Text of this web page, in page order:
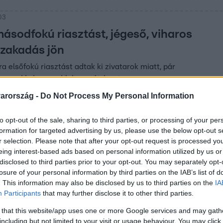
- Do Not Process My Personal Information
opt-out of the sale, sharing to third parties, or processing of your
for targeted advertising by us, please use the below opt-out
selection. Please note that after your opt-out request is processed
interest-based ads based on personal information utilized by us
to third parties prior to your opt-out. You may separately
of your personal information by third parties on the IAB’s list of
This information may also be disclosed by us to third parties on the
Participants that may further disclose it to other third parties.
that this website/app uses one or more Google services and may
but not limited to your visit or usage behaviour. You may
riasztást, jégeső, viharos
jön
elsőfokú riasztást adtak ki zivatarok miatt, pár
sokkal rosszabb lesz a helyzet.
a csütörtök, vészjelzést adott ki az OMSZ
miatt másodfokú figyelmeztetést adott ki Borsod-Abaúj-
Meteorológiai Szolgálat.